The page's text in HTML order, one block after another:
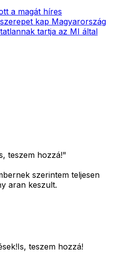
a magát híres
kap Magyarország
tartja az MI által
teszem hozzá!"
szerintem teljesen
aran keszult.
teszem hozzá!